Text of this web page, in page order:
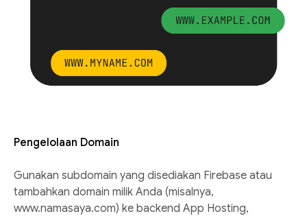
Pengelolaan Domain
Gunakan subdomain yang disediakan Firebase atau
tambahkan domain milik Anda (misalnya,
www.namasaya.com) ke backend App Hosting,